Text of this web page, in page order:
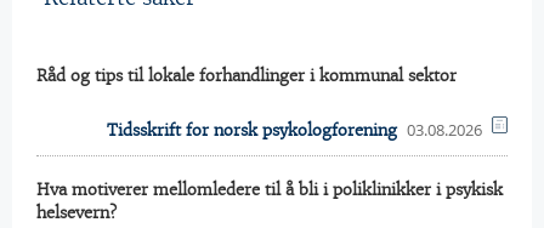
Råd og tips til lokale forhandlinger i kommunal sektor
Tidsskrift for norsk psykologforening 03.08.2026
Hva motiverer mellomledere til å bli i poliklinikker i psykisk
helsevern?